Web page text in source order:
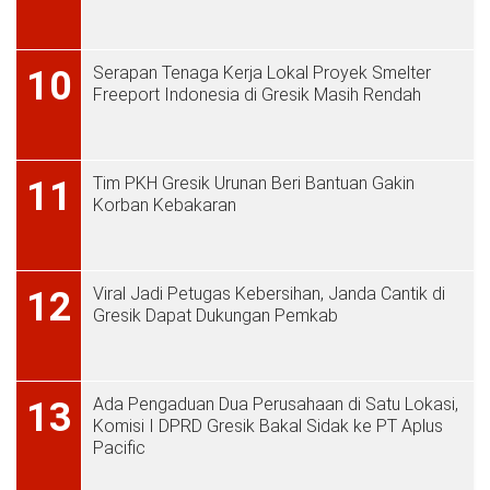
10
Serapan Tenaga Kerja Lokal Proyek Smelter
Freeport Indonesia di Gresik Masih Rendah
11
Tim PKH Gresik Urunan Beri Bantuan Gakin
Korban Kebakaran
12
Viral Jadi Petugas Kebersihan, Janda Cantik di
Gresik Dapat Dukungan Pemkab
13
Ada Pengaduan Dua Perusahaan di Satu Lokasi,
Komisi I DPRD Gresik Bakal Sidak ke PT Aplus
Pacific